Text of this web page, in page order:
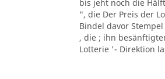
bis jeht noch die
", die Der Preis der
Bindel davor
, die ; ihn
Lotterie '- Direktion